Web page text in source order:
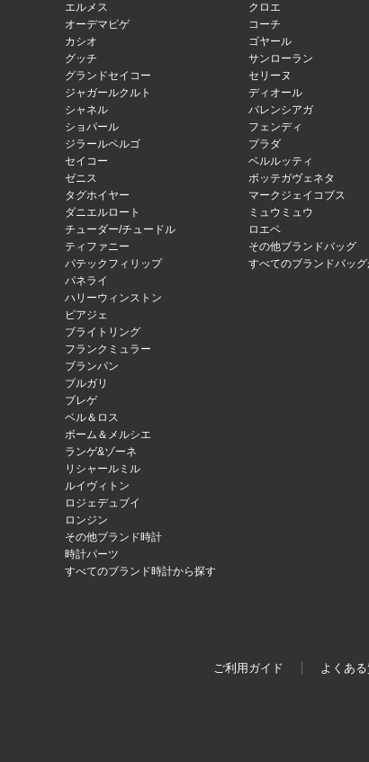
エルメス
オーデマピゲ
カシオ
グッチ
グランドセイコー
ジャガールクルト
シャネル
ショパール
ジラールペルゴ
セイコー
ゼニス
タグホイヤー
ダニエルロート
チューダー/チュードル
ティファニー
パテックフィリップ
パネライ
ハリーウィンストン
ピアジェ
ブライトリング
フランクミュラー
ブランパン
ブルガリ
ブレゲ
ベル＆ロス
ボーム＆メルシエ
ランゲ&ゾーネ
リシャールミル
ルイヴィトン
ロジェデュブイ
ロンジン
その他ブランド時計
時計パーツ
すべてのブランド時計から探す
クロエ
コーチ
ゴヤール
サンローラン
セリーヌ
ディオール
バレンシアガ
フェンディ
プラダ
ベルルッティ
ボッテガヴェネタ
マークジェイコブス
ミュウミュウ
ロエベ
その他ブランドバッグ
すべてのブランドバッ
ご利用ガイド よくあ